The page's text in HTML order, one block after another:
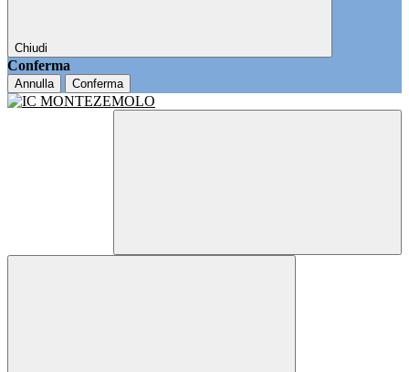
Chiudi
Conferma
Annulla Conferma